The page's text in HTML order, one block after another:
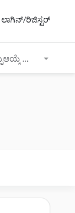
ಲಾಗಿನ್/ರಿಜಿಸ್ಟರ್
ನಗರವನನ್ನುಆಯ್ಕೆ ಮಾಡಿ